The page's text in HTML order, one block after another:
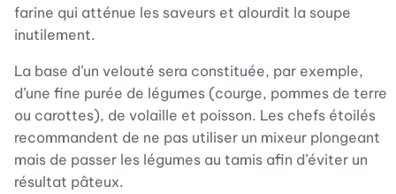
farine qui atténue les saveurs et alourdit la soupe
inutilement.
La base d’un velouté sera constituée, par exemple,
d’une fine purée de légumes (courge, pommes de terre
ou carottes), de volaille et poisson. Les chefs étoilés
recommandent de ne pas utiliser un mixeur plongeant
mais de passer les légumes au tamis afin d’éviter un
résultat pâteux.